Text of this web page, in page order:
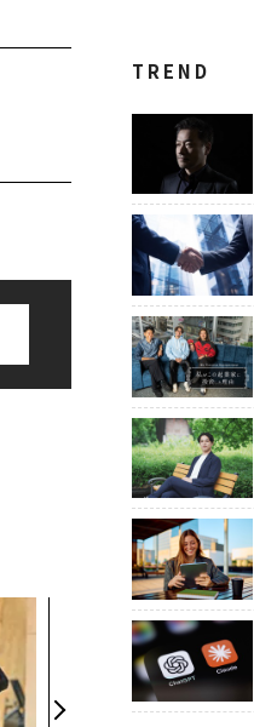
パシフィックコンサルタ
ンツ技師長の"北極星"。
災害への無力感を乗り越
え見つけた、防災一筋20
TREND